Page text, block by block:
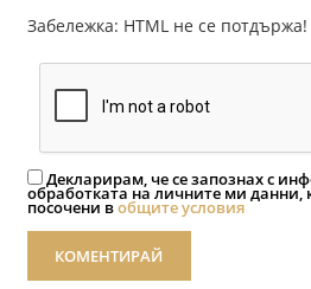
Забележка: HTML не се потдържа!
Декларирам, че се запознах с
обработката на личните ми данни,
посочени вобщите условия
КОМЕНТИРАЙ